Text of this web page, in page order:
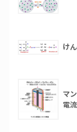
け
マ
電